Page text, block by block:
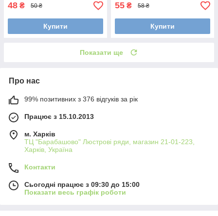
48 ₴ 50 ₴
Купити
55 ₴ 58 ₴
Купити
Показати ще
Про нас
99% позитивних з 376 відгуків за рік
Працює з 15.10.2013
м. Харків
ТЦ "Барабашово" Люстрові ряди, магазин 21-01-223,
Харків, Україна
Контакти
Сьогодні працює з 09:30 до 15:00
Показати весь графік роботи